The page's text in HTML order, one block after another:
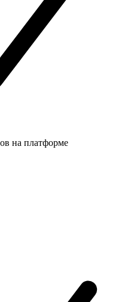
на платформе